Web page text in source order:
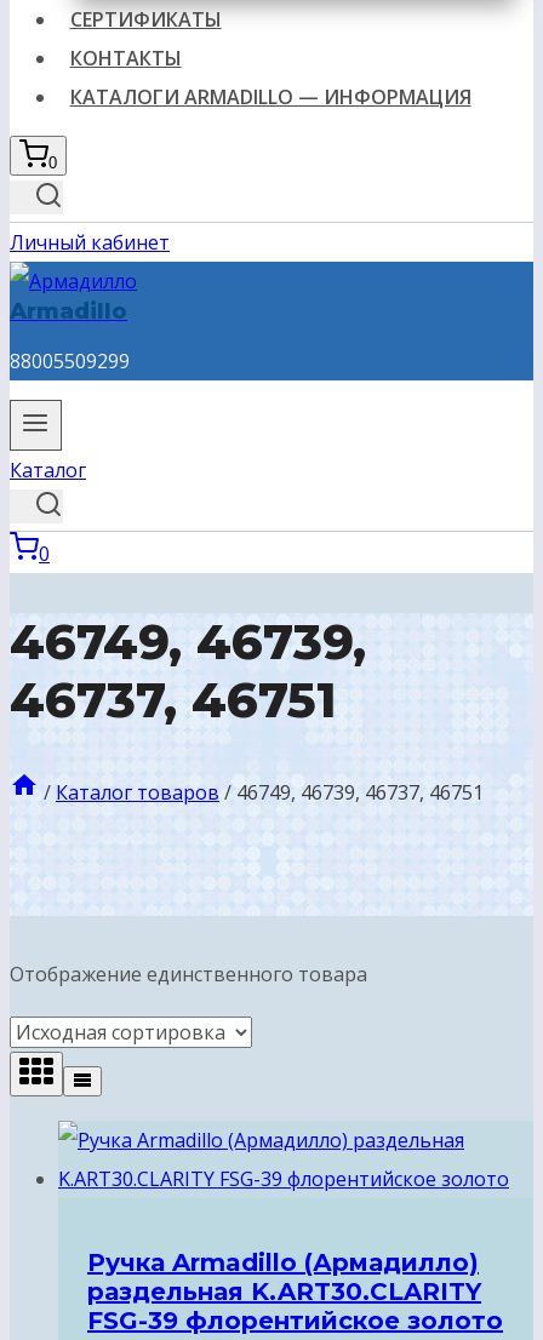
СЕРТИФИКАТЫ
КОНТАКТЫ
КАТАЛОГИ ARMADILLO — ИНФОРМАЦИЯ
0
Личный кабинет
Armadillo
88005509299
Каталог
0
46749, 46739,
46737, 46751
/ Каталог товаров / 46749, 46739, 46737, 46751
Отображение единственного товара
Ручка Armadillo (Армадилло)
раздельная K.ART30.CLARITY
FSG-39 флорентийское золото